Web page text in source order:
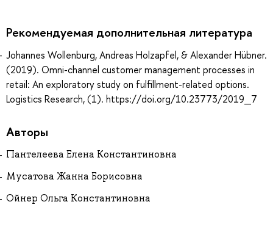
Рекомендуемая дополнительная литература
Johannes Wollenburg, Andreas Holzapfel, & Alexander Hübner.
(2019). Omni-channel customer management processes in
retail: An exploratory study on fulfillment-related options.
Logistics Research, (1). https://doi.org/10.23773/2019_7
Авторы
Пантелеева Елена Константиновна
Мусатова Жанна Борисовна
Ойнер Ольга Константиновна